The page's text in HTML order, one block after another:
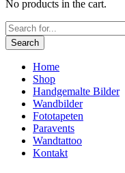
No products in the cart.
Search
Home
Shop
Handgemalte Bilder
Wandbilder
Fototapeten
Paravents
Wandtattoo
Kontakt